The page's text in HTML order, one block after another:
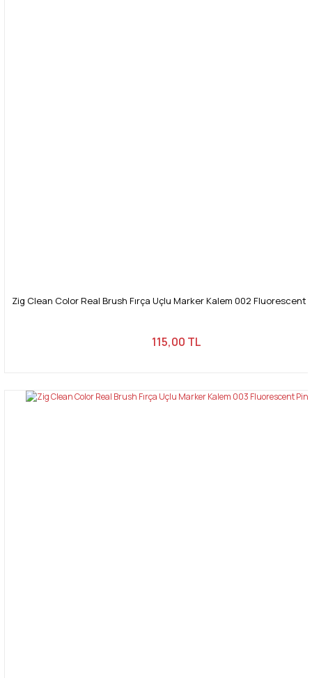
Zig Clean Color Real Brush Fırça Uçlu Marker Kalem 002 Fluorescent
115,00 TL